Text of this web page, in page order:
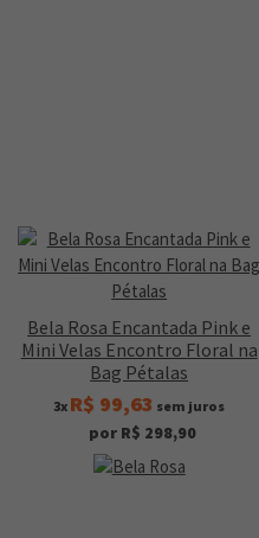
Bela Rosa Encantada Pink e
Mini Velas Encontro Floral na
Bag Pétalas
3x R$ 99,63 sem juros
por R$ 298,90